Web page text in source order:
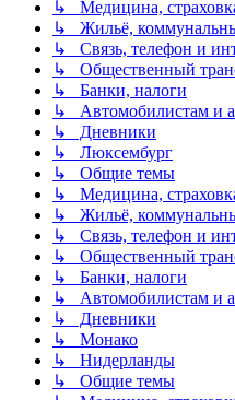
↳ Медицина,
↳ Жильё,
↳ Связь, телефон и
↳ Общественный
↳ Банки, налоги
↳ Автомобилистам и
↳ Дневники
↳ Люксембург
↳ Общие темы
↳ Медицина,
↳ Жильё,
↳ Связь, телефон и
↳ Общественный
↳ Банки, налоги
↳ Автомобилистам и
↳ Дневники
↳ Монако
↳ Нидерланды
↳ Общие темы